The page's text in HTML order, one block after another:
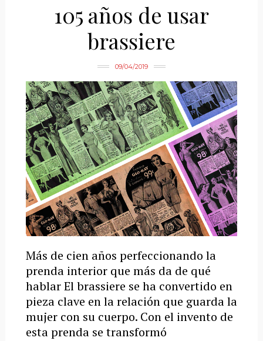
105 años de usar
brassiere
09/04/2019
Más de cien años perfeccionando la
prenda interior que más da de qué
hablar El brassiere se ha convertido en
pieza clave en la relación que guarda la
mujer con su cuerpo. Con el invento de
esta prenda se transformó